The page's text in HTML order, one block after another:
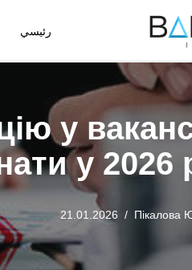
رئيسي
у
у 2026
Пікалова
21.01.2026